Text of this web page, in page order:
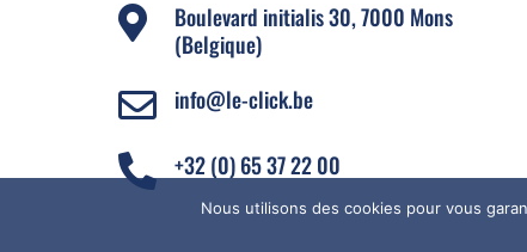

Boulevard initialis 30, 7000 Mons
(Belgique)
 info@le-click.be
 +32 (0) 65 37 22 00
Nous utilisons des cookies pour vous